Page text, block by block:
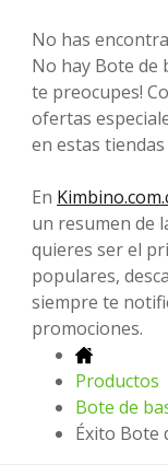
No has
No hay Bote de
te preocupes!
ofertas
en estas tiendas
En
un resumen de
quieres ser el
populares,
siempre te
promociones.
Productos
Bote de
Éxito Bote